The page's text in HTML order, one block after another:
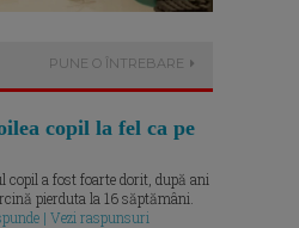
PUNE O ÎNTREBARE
copil la fel ca pe
copil a fost foarte dorit, după ani
pierduta la 16 săptămâni.
| Vezi raspunsuri